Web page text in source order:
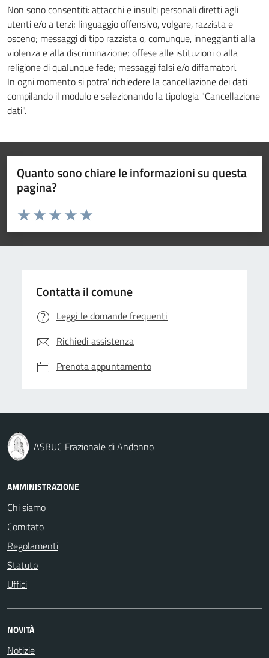
Non sono consentiti: attacchi e insulti personali diretti agli
utenti e/o a terzi; linguaggio offensivo, volgare, razzista e
osceno; messaggi di tipo razzista o, comunque, inneggianti alla
violenza e alla discriminazione; offese alle istituzioni o alla
religione di qualunque fede; messaggi falsi e/o diffamatori.
In ogni momento si potra' richiedere la cancellazione dei dati
compilando il modulo e selezionando la tipologia "Cancellazione
dati".
Quanto sono chiare le informazioni su questa
pagina?
Valuta da 1 a 5 stelle la pagina
Valuta 5 stelle su 5
Valuta 4 stelle su 5
Valuta 3 stelle su 5
Valuta 2 stelle su 5
Valuta 1 stelle su 5
Contatta il comune
Leggi le domande frequenti
Richiedi assistenza
Prenota appuntamento
ASBUC Frazionale di Andonno
AMMINISTRAZIONE
Chi siamo
Comitato
Regolamenti
Statuto
Uffici
NOVITÀ
Notizie